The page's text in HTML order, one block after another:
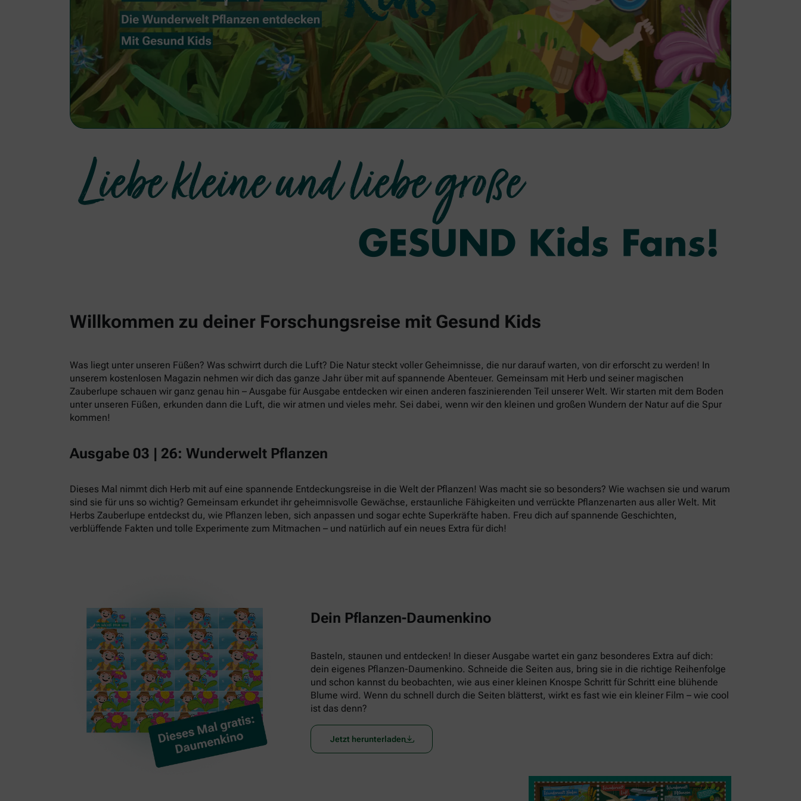
Willkommen zu deiner Forschungsreise mit Gesund Kids
Was liegt unter unseren Füßen? Was schwirrt durch die Luft? Die Natur steckt voller Geheimnisse, die nur darauf warten, von dir erforscht zu werden! In
unserem kostenlosen Magazin nehmen wir dich das ganze Jahr über mit auf spannende Abenteuer. Gemeinsam mit Herb und seiner magischen
Zauberlupe schauen wir ganz genau hin – Ausgabe für Ausgabe entdecken wir einen anderen faszinierenden Teil unserer Welt. Wir starten mit dem Boden
unter unseren Füßen, erkunden dann die Luft, die wir atmen und vieles mehr. Sei dabei, wenn wir den kleinen und großen Wundern der Natur auf die Spur
kommen!
Ausgabe 03 | 26: Wunderwelt Pflanzen
Dieses Mal nimmt dich Herb mit auf eine spannende Entdeckungsreise in die Welt der Pflanzen! Was macht sie so besonders? Wie wachsen sie und warum
sind sie für uns so wichtig? Gemeinsam erkundet ihr geheimnisvolle Gewächse, erstaunliche Fähigkeiten und verrückte Pflanzenarten aus aller Welt. Mit
Herbs Zauberlupe entdeckst du, wie Pflanzen leben, sich anpassen und sogar echte Superkräfte haben. Freu dich auf spannende Geschichten,
verblüffende Fakten und tolle Experimente zum Mitmachen – und natürlich auf ein neues Extra für dich!
Dein Pflanzen-Daumenkino
Basteln, staunen und entdecken! In dieser Ausgabe wartet ein ganz besonderes Extra auf dich:
dein eigenes Pflanzen-Daumenkino. Schneide die Seiten aus, bring sie in die richtige Reihenfolge
und schon kannst du beobachten, wie aus einer kleinen Knospe Schritt für Schritt eine blühende
Blume wird. Wenn du schnell durch die Seiten blätterst, wirkt es fast wie ein kleiner Film – wie cool
ist das denn?
Jetzt herunterladen